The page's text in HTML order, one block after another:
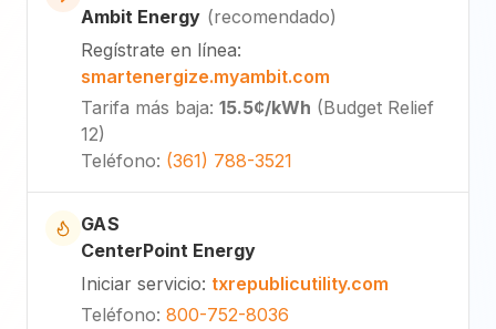
Ambit Energy (recomendado)
Regístrate en línea:
smartenergize.myambit.com
Tarifa más baja: 15.5¢/kWh (Budget Relief
12)
Teléfono: (361) 788-3521
GAS
CenterPoint Energy
Iniciar servicio: txrepublicutility.com
Teléfono: 800-752-8036